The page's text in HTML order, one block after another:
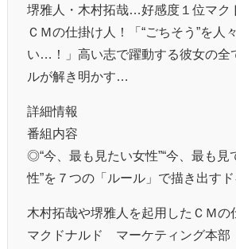
堺雅人・木村拓哉…好感度１位マク
ＣＭの仕掛け人！「“ごちそう”を人
い…！」高い志で躍動する彼女の全
ルが解き明かす…
詳細情報
番組内容
◎“今、最も見たい女性”“今、最も見
性”を７つの「ルール」で描き出すド
木村拓哉や堺雅人を起用したＣＭの
マクドナルド マーケティング本